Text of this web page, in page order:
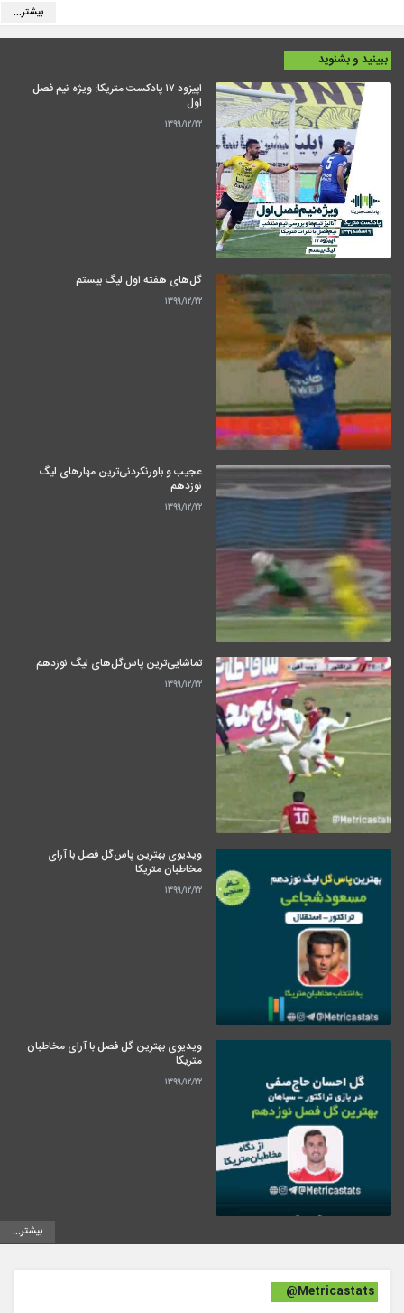
بیشتر...
ببینید و بشنوید
اپیزود ۱۷ پادکست متریکا: ویژه نیم فصل
اول
۱۳۹۹/۱۲/۲۲
گل‌های هفته اول لیگ بیستم
۱۳۹۹/۱۲/۲۲
عجیب و باورنکردنی‌ترین مهارهای لیگ
نوزدهم
۱۳۹۹/۱۲/۲۲
تماشایی‌ترین پاس‌گل‌های لیگ نوزدهم
۱۳۹۹/۱۲/۲۲
ویدیوی بهترین پاس‌گل فصل با آرای
مخاطبان متریکا
۱۳۹۹/۱۲/۲۲
ویدیوی بهترین گل فصل با آرای مخاطبان
متریکا
۱۳۹۹/۱۲/۲۲
بیشتر...
@Metricastats